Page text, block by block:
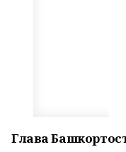
Глава